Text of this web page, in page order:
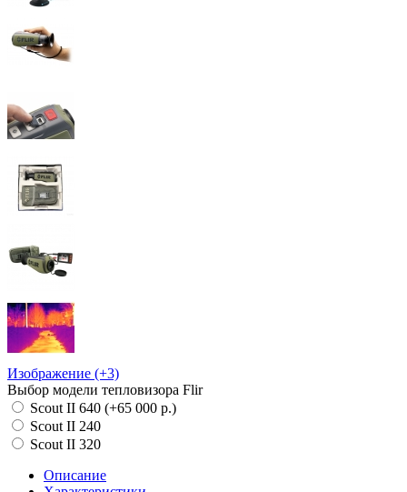
Изображение (+3)
Выбор модели тепловизора Flir
Scout II 640 (+65 000 р.)
Scout II 240
Scout II 320
Описание